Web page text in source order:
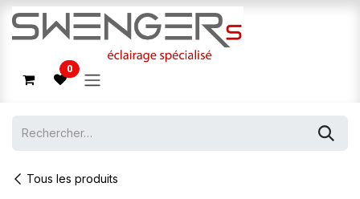
Se rendre au contenu
0
Tous les produits